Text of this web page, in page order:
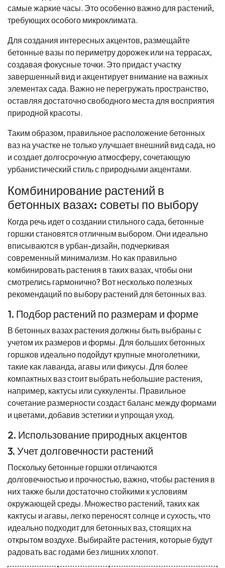
самые жаркие часы. Это особенно важно для растений,
требующих особого микроклимата.
Для создания интересных акцентов, размещайте
бетонные вазы по периметру дорожек или на террасах,
создавая фокусные точки. Это придаст участку
завершенный вид и акцентирует внимание на важных
элементах сада. Важно не перегружать пространство,
оставляя достаточно свободного места для восприятия
природной красоты.
Таким образом, правильное расположение бетонных
ваз на участке не только улучшает внешний вид сада, но
и создает долгосрочную атмосферу, сочетающую
урбанистический стиль с природными акцентами.
Комбинирование растений в
бетонных вазах: советы по выбору
Когда речь идет о создании стильного сада, бетонные
горшки становятся отличным выбором. Они идеально
вписываются в урбан-дизайн, подчеркивая
современный минимализм. Но как правильно
комбинировать растения в таких вазах, чтобы они
смотрелись гармонично? Вот несколько полезных
рекомендаций по выбору растений для бетонных ваз.
1. Подбор растений по размерам и форме
В бетонных вазах растения должны быть выбраны с
учетом их размеров и формы. Для больших бетонных
горшков идеально подойдут крупные многолетники,
такие как лаванда, агавы или фикусы. Для более
компактных ваз стоит выбрать небольшие растения,
например, кактусы или суккуленты. Правильное
сочетание размерности создаст баланс между формами
и цветами, добавив эстетики и упрощая уход.
2. Использование природных акцентов
3. Учет долговечности растений
Поскольку бетонные горшки отличаются
долговечностью и прочностью, важно, чтобы растения в
них также были достаточно стойкими к условиям
окружающей среды. Множество растений, таких как
кактусы и агавы, легко переносят солнце и сухость, что
идеально подходит для бетонных ваз, стоящих на
открытом воздухе. Выбирайте растения, которые будут
радовать вас годами без лишних хлопот.